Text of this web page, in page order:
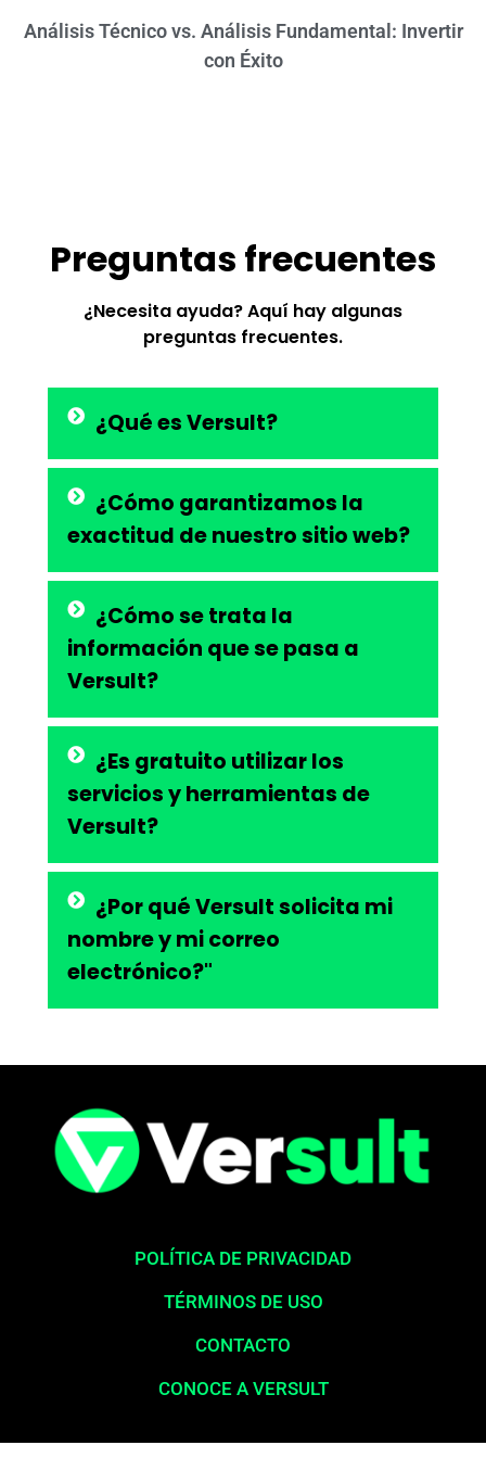
Análisis Técnico vs. Análisis Fundamental: Invertir
con Éxito
Preguntas frecuentes
¿Necesita ayuda? Aquí hay algunas
preguntas frecuentes.
¿Qué es Versult?
¿Cómo garantizamos la
exactitud de nuestro sitio web?
¿Cómo se trata la
información que se pasa a
Versult?
¿Es gratuito utilizar los
servicios y herramientas de
Versult?
¿Por qué Versult solicita mi
nombre y mi correo
electrónico?"
POLÍTICA DE PRIVACIDAD
TÉRMINOS DE USO
CONTACTO
CONOCE A VERSULT